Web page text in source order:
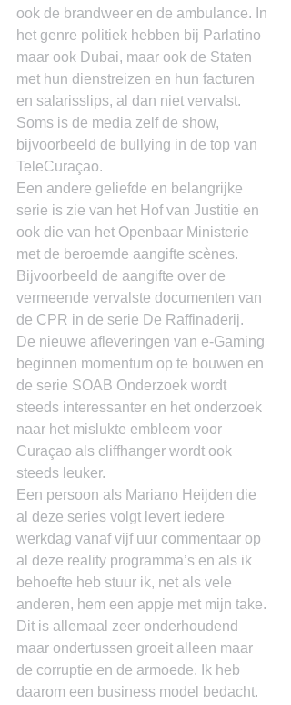
ook de brandweer en de ambulance. In
het genre politiek hebben bij Parlatino
maar ook Dubai, maar ook de Staten
met hun dienstreizen en hun facturen
en salarisslips, al dan niet vervalst.
Soms is de media zelf de show,
bijvoorbeeld de bullying in de top van
TeleCuraçao.
Een andere geliefde en belangrijke
serie is zie van het Hof van Justitie en
ook die van het Openbaar Ministerie
met de beroemde aangifte scènes.
Bijvoorbeeld de aangifte over de
vermeende vervalste documenten van
de CPR in de serie De Raffinaderij.
De nieuwe afleveringen van e-Gaming
beginnen momentum op te bouwen en
de serie SOAB Onderzoek wordt
steeds interessanter en het onderzoek
naar het mislukte embleem voor
Curaçao als cliffhanger wordt ook
steeds leuker.
Een persoon als Mariano Heijden die
al deze series volgt levert iedere
werkdag vanaf vijf uur commentaar op
al deze reality programma’s en als ik
behoefte heb stuur ik, net als vele
anderen, hem een appje met mijn take.
Dit is allemaal zeer onderhoudend
maar ondertussen groeit alleen maar
de corruptie en de armoede. Ik heb
daarom een business model bedacht.